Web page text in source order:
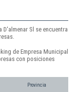
Sl se encuentra
de Empresa Municipal
con posiciones
Provincia